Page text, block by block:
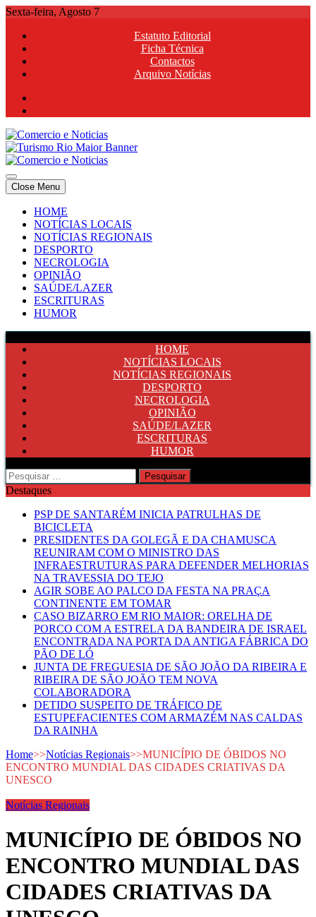
Skip
content
Sexta-feira, Agosto 7
Estatuto Editorial
Ficha Técnica
Contactos
Arquivo Notícias
Comercio e Noticias
Notícias e Publicidade Online
Comercio e Noticias
Notícias e Publicidade Online
Close Menu
HOME
NOTÍCIAS LOCAIS
NOTÍCIAS REGIONAIS
DESPORTO
NECROLOGIA
OPINIÃO
SAÚDE/LAZER
ESCRITURAS
HUMOR
HOME
NOTÍCIAS LOCAIS
NOTÍCIAS REGIONAIS
DESPORTO
NECROLOGIA
OPINIÃO
SAÚDE/LAZER
ESCRITURAS
HUMOR
Pesquisar
por:
Destaques
PSP DE SANTARÉM INICIA PATRULHAS DE
BICICLETA
PRESIDENTES DA GOLEGÃ E DA CHAMUSCA
REUNIRAM COM O MINISTRO DAS
INFRAESTRUTURAS PARA DEFENDER MELHORIAS
NA TRAVESSIA DO TEJO
AGIR SOBE AO PALCO DA FESTA NA PRAÇA
CONTINENTE EM TOMAR
CASO BIZARRO EM RIO MAIOR: ORELHA DE
PORCO COM A ESTRELA DA BANDEIRA DE ISRAEL
ENCONTRADA NA PORTA DA ANTIGA FÁBRICA DO
PÃO DE LÓ
JUNTA DE FREGUESIA DE SÃO JOÃO DA RIBEIRA E
RIBEIRA DE SÃO JOÃO TEM NOVA
COLABORADORA
DETIDO SUSPEITO DE TRÁFICO DE
ESTUPEFACIENTES COM ARMAZÉM NAS CALDAS
DA RAINHA
Home>>Notícias Regionais>>MUNICÍPIO DE ÓBIDOS NO
ENCONTRO MUNDIAL DAS CIDADES CRIATIVAS DA
UNESCO
Notícias Regionais
MUNICÍPIO DE ÓBIDOS NO
ENCONTRO MUNDIAL DAS
CIDADES CRIATIVAS DA